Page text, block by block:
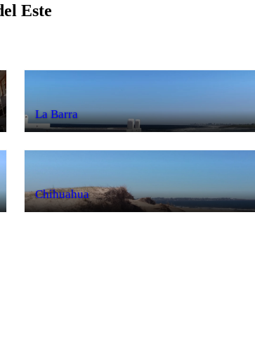
Este
La Barra
Chihuahua